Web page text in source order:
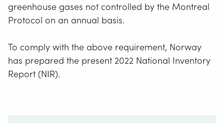
greenhouse gases not controlled by the Montreal
Protocol on an annual basis.
To comply with the above requirement, Norway
has prepared the present 2022 National Inventory
Report (NIR).